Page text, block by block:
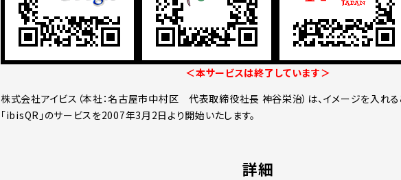
＜本サービスは終了しています＞
株式会社アイビス（本社：名古屋市中村区 代表取締役社長 神谷栄治）は、イメージを入れ
「ibisQR」のサービスを2007年3月2日より開始いたします。
詳細